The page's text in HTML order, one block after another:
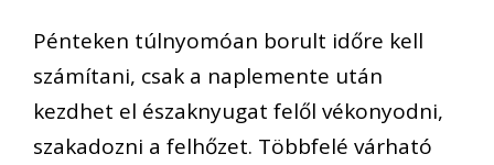
Pénteken túlnyomóan borult időre kell
számítani, csak a naplemente után
kezdhet el északnyugat felől vékonyodni,
szakadozni a felhőzet. Többfelé várható